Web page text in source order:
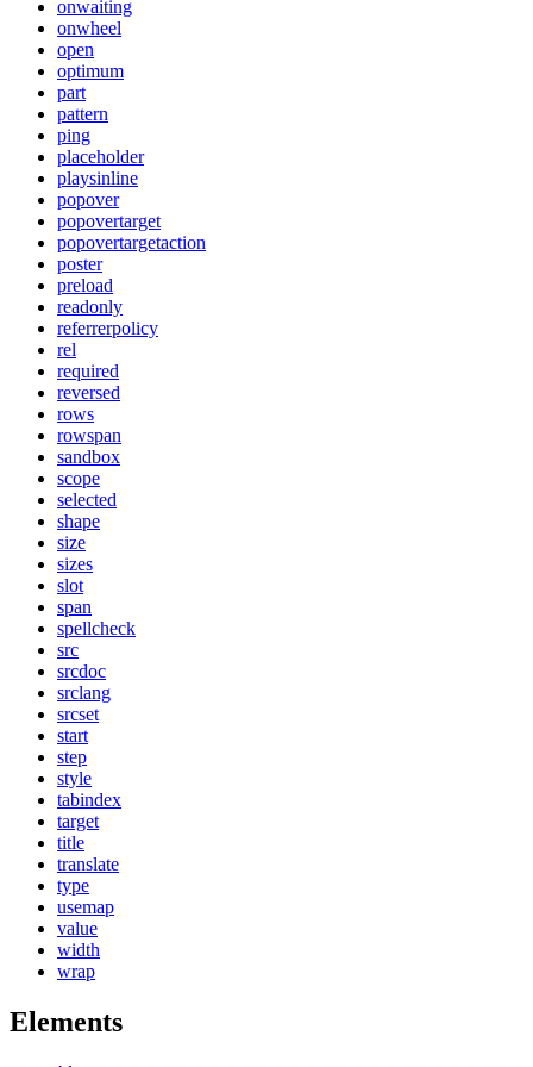
onwaiting
onwheel
open
optimum
part
pattern
ping
placeholder
playsinline
popover
popovertarget
popovertargetaction
poster
preload
readonly
referrerpolicy
rel
required
reversed
rows
rowspan
sandbox
scope
selected
shape
size
sizes
slot
span
spellcheck
src
srcdoc
srclang
srcset
start
step
style
tabindex
target
title
translate
type
usemap
value
width
wrap
Elements